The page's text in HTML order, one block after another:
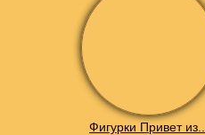
Фигурки Привет из...